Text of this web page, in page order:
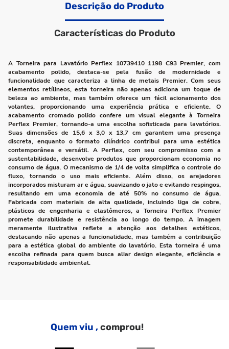
Descrição do Produto
Características do Produto
A Torneira para Lavatório Perflex 10739410 1198 C93 Premier, com
acabamento polido, destaca-se pela fusão de modernidade e
funcionalidade que caracteriza a linha de metais Premier. Com seus
elementos retílineos, esta torneira não apenas adiciona um toque de
beleza ao ambiente, mas também oferece um fácil acionamento dos
volantes, proporcionando uma experiência prática e eficiente. O
acabamento cromado polido confere um visual elegante à Torneira
Perflex Premier, tornando-a uma escolha sofisticada para lavatórios.
Suas dimensões de 15,6 x 3,0 x 13,7 cm garantem uma presença
discreta, enquanto o formato cilíndrico contribui para uma estética
contemporânea e versátil. A Perflex, com seu compromisso com a
sustentabilidade, desenvolve produtos que proporcionam economia no
consumo de água. O mecanismo de 1/4 de volta simplifica o controle do
fluxo, tornando o uso mais eficiente. Além disso, os arejadores
incorporados misturam ar e água, suavizando o jato e evitando respingos,
resultando em uma economia de até 50% no consumo de água.
Fabricada com materiais de alta qualidade, incluindo liga de cobre,
plásticos de engenharia e elastômeros, a Torneira Perflex Premier
promete durabilidade e resistência ao longo do tempo. A imagem
meramente ilustrativa reflete a atenção aos detalhes estéticos,
destacando não apenas a funcionalidade, mas também a contribuição
para a estética global do ambiente do lavatório. Esta torneira é uma
escolha refinada para quem busca aliar design elegante, eficiência e
responsabilidade ambiental.
Quem viu ,comprou!